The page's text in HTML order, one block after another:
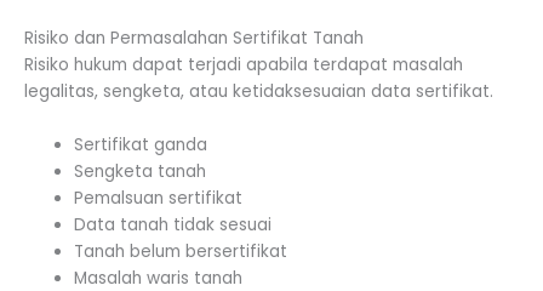
Risiko dan Permasalahan Sertifikat Tanah
Risiko hukum dapat terjadi apabila terdapat masalah
legalitas, sengketa, atau ketidaksesuaian data sertifikat.
Sertifikat ganda
Sengketa tanah
Pemalsuan sertifikat
Data tanah tidak sesuai
Tanah belum bersertifikat
Masalah waris tanah